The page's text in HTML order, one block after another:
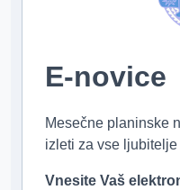
E-novice
Mesečne planinske
izleti za vse ljubitelje
Vnesite Vaš